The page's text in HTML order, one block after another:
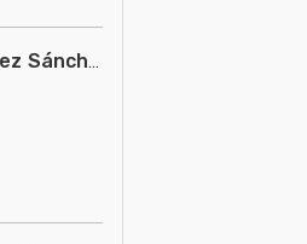
Sánchez